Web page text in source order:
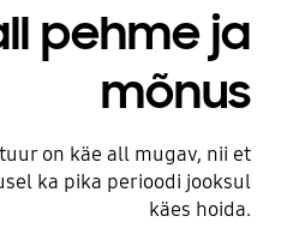
pehme ja
mõnus
on käe all mugav, nii et
ka pika perioodi jooksul
käes hoida.